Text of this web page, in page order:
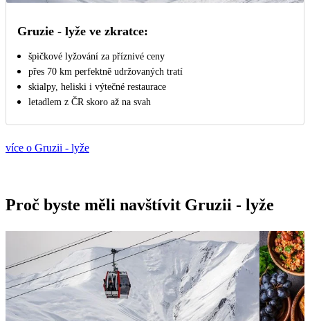
Gruzie - lyže ve zkratce:
špičkové lyžování za příznivé ceny
přes 70 km perfektně udržovaných tratí
skialpy, heliski i výtečné restaurace
letadlem z ČR skoro až na svah
více o Gruzii - lyže
Proč byste měli navštívit Gruzii - lyže